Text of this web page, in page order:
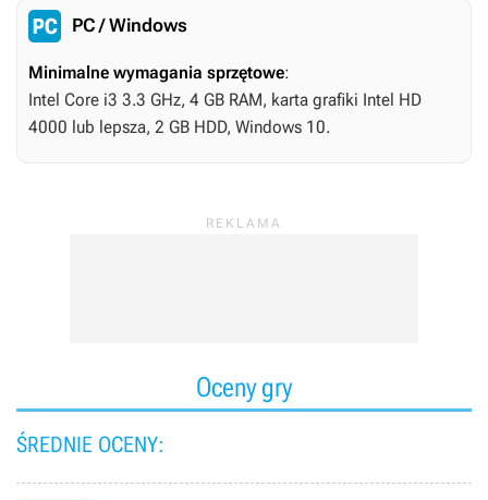
PC / Windows
Minimalne wymagania sprzętowe:
Intel Core i3 3.3 GHz, 4 GB RAM, karta grafiki Intel HD
4000 lub lepsza, 2 GB HDD, Windows 10.
Oceny gry
ŚREDNIE OCENY: